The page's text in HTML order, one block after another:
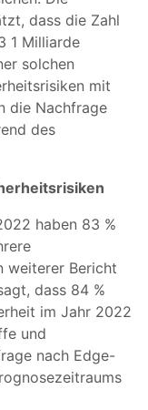
dass die Zahl
1 Milliarde
solchen
mit
die Nachfrage
des
haben 83 %
weiterer Bericht
dass 84 %
im Jahr 2022
und
nach Edge-